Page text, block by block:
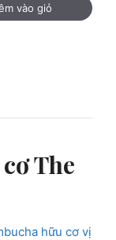
vào giỏ
The